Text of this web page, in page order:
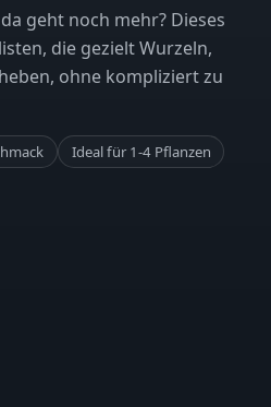
geht noch mehr? Dieses
die gezielt Wurzeln,
ohne kompliziert zu
Ideal für 1-4 Pflanzen